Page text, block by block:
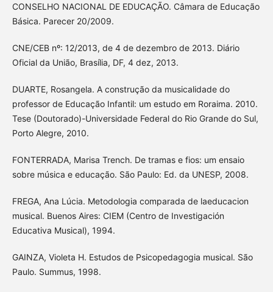
CONSELHO NACIONAL DE EDUCAÇÃO. Câmara de Educação
Básica. Parecer 20/2009.
CNE/CEB nº: 12/2013, de 4 de dezembro de 2013. Diário
Oficial da União, Brasília, DF, 4 dez, 2013.
DUARTE, Rosangela. A construção da musicalidade do
professor de Educação Infantil: um estudo em Roraima. 2010.
Tese (Doutorado)-Universidade Federal do Rio Grande do Sul,
Porto Alegre, 2010.
FONTERRADA, Marisa Trench. De tramas e fios: um ensaio
sobre música e educação. São Paulo: Ed. da UNESP, 2008.
FREGA, Ana Lúcia. Metodologia comparada de laeducacion
musical. Buenos Aires: CIEM (Centro de Investigación
Educativa Musical), 1994.
GAINZA, Violeta H. Estudos de Psicopedagogia musical. São
Paulo. Summus, 1998.